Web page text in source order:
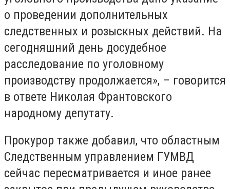
о проведении дополнительных
следственных и розыскных действий. На
сегодняшний день досудебное
расследование по уголовному
производству продолжается», – говорится
в ответе Николая Франтовского
народному депутату.
Прокурор также добавил, что областным
Следственным управлением ГУМВД
сейчас пересматривается и иное ранее